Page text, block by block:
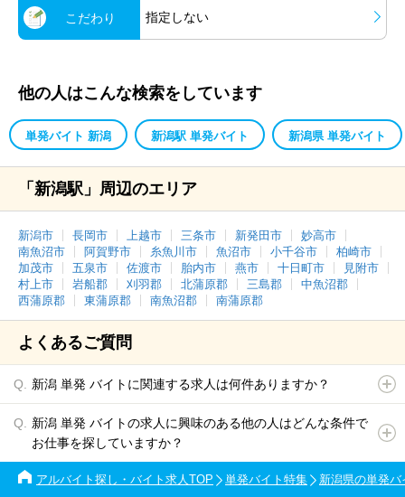
こだわり 指定しない
他の人はこんな検索をしています
単発バイト 新潟 新潟駅 単発バイト 新潟県 単発バイト
「新潟駅」周辺のエリア
新潟市 長岡市 上越市 三条市 新発田市
妙高市
南魚沼市
阿賀野市 糸魚川市 魚沼市 小千谷市
柏崎市
加茂市
五泉市 佐渡市 胎内市 燕市 十日町市
見附市
村上市
岩船郡 刈羽郡 北蒲原郡 三島郡
中魚沼郡
西蒲原郡
東蒲原郡 南魚沼郡 南蒲原郡
よくあるご質問
新潟 単発 バイトに関連する求人は何件ありますか？
新潟 単発 バイトの求人に興味のある他の人はどんな条件で
お仕事を探していますか？
アルバイト探し・バイト求人TOP 単発バイト特集 新潟県の単発バ